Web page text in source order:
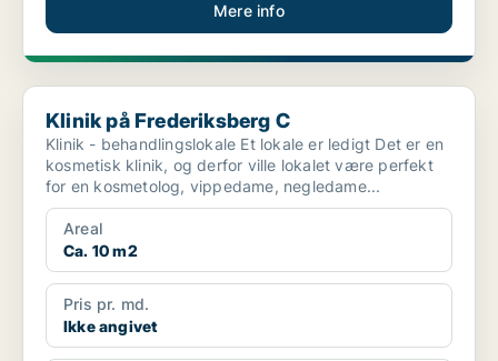
Mere info
Klinik på Frederiksberg C
Klinik på Frederiksberg C
Klinik - behandlingslokale Et lokale er ledigt Det er en
kosmetisk klinik, og derfor ville lokalet være perfekt
for en kosmetolog, vippedame, negledame...
Areal
Ca. 10 m2
Pris pr. md.
Ikke angivet